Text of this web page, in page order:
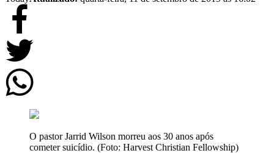
O pastor Jarrid Wilson morreu aos 30 anos após
cometer suicídio. (Foto: Harvest Christian Fellowship)